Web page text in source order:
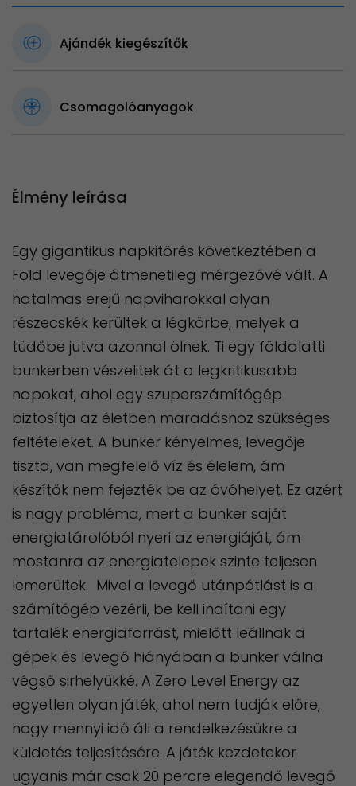
Ajándék kiegészítők
Csomagolóanyagok
Élmény leírása
Egy gigantikus napkitörés következtében a
Föld levegője átmenetileg mérgezővé vált. A
hatalmas erejű napviharokkal olyan
részecskék kerültek a légkörbe, melyek a
tüdőbe jutva azonnal ölnek. Ti egy földalatti
bunkerben vészelitek át a legkritikusabb
napokat, ahol egy szuperszámítógép
biztosítja az életben maradáshoz szükséges
feltételeket. A bunker kényelmes, levegője
tiszta, van megfelelő víz és élelem, ám
készítők nem fejezték be az óvóhelyet. Ez azért
is nagy probléma, mert a bunker saját
energiatárolóból nyeri az energiáját, ám
mostanra az energiatelepek szinte teljesen
lemerültek. Mivel a levegő utánpótlást is a
számítógép vezérli, be kell indítani egy
tartalék energiaforrást, mielőtt leállnak a
gépek és levegő hiányában a bunker válna
végső sirhelyükké. A Zero Level Energy az
egyetlen olyan játék, ahol nem tudják előre,
hogy mennyi idő áll a rendelkezésükre a
küldetés teljesítésére. A játék kezdetekor
ugyanis már csak 20 percre elegendő levegő